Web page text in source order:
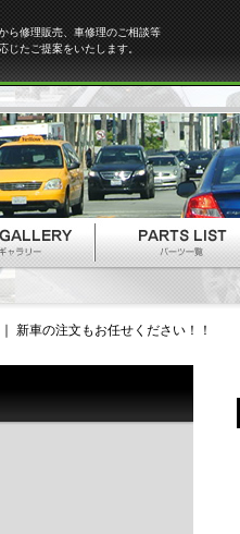
ら修理販売、車修理のご相談等
じたご提案をいたします。
新車の注文もお任せください！！